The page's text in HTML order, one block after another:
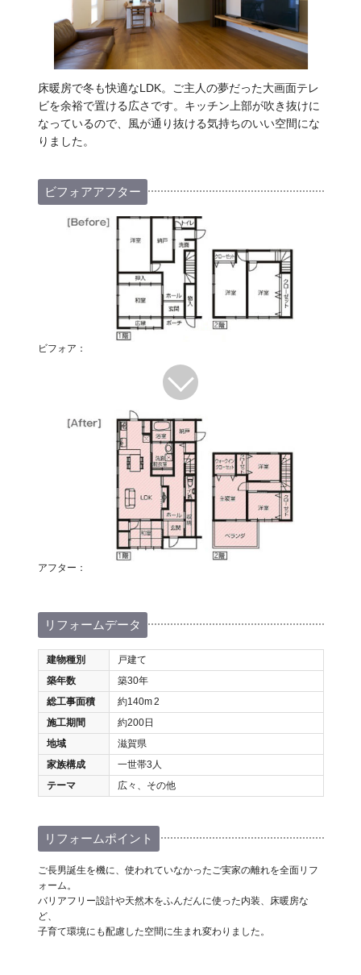
床暖房で冬も快適なLDK。ご主人の夢だった大画面テレ
ビを余裕で置ける広さです。キッチン上部が吹き抜けに
なっているので、風が通り抜ける気持ちのいい空間にな
りました。
ビフォアアフター
ビフォア：
アフター：
リフォームデータ
建物種別
戸建て
築年数
築30年
総工事面積
約140m2
施工期間
約200日
地域
滋賀県
家族構成
一世帯3人
テーマ
広々、その他
リフォームポイント
ご長男誕生を機に、使われていなかったご実家の離れを全面リフ
ォーム。
バリアフリー設計や天然木をふんだんに使った内装、床暖房な
ど、
子育て環境にも配慮した空間に生まれ変わりました。